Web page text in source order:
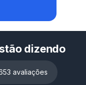
dizendo
avaliações